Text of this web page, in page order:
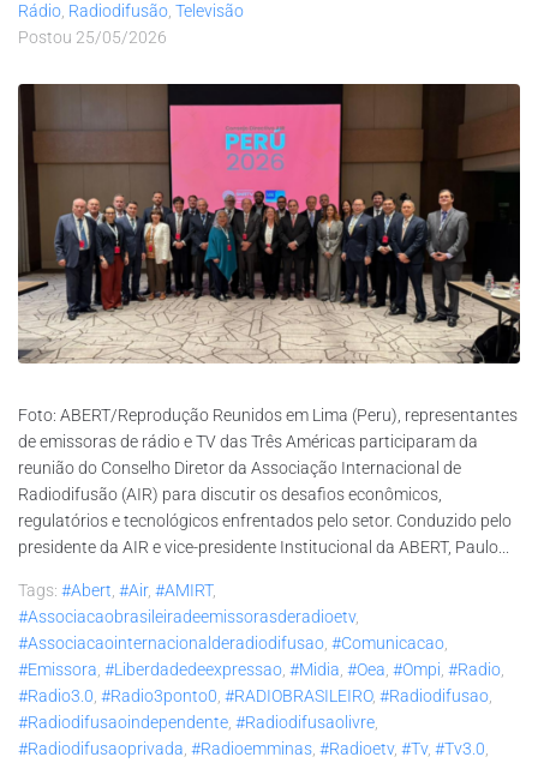
Rádio Radiodifusão Televisão
Postou 25/05/2026
Foto: ABERT/Reprodução Reunidos em Lima (Peru), representantes
de emissoras de rádio e TV das Três Américas participaram da
reunião do Conselho Diretor da Associação Internacional de
Radiodifusão (AIR) para discutir os desafios econômicos,
regulatórios e tecnológicos enfrentados pelo setor. Conduzido pelo
presidente da AIR e vice-presidente Institucional da ABERT, Paulo...
Tags: #abert #air, #AMIRT,
#associacaobrasileiradeemissorasderadioetv,
#associacaointernacionalderadiodifusao #comunicacao
#emissora #liberdadedeexpressao #midia #oea #ompi #radio
#radio3.0 #radio3ponto0 #RADIOBRASILEIRO, #radiodifusao
#radiodifusaoindependente #radiodifusaolivre
#radiodifusaoprivada #radioemminas #radioetv, #tv, #tv3.0